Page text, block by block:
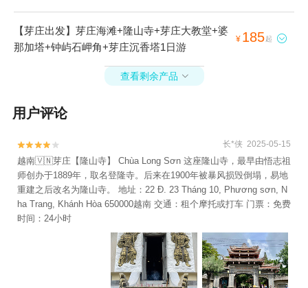
【芽庄出发】芽庄海滩+隆山寺+芽庄大教堂+婆
那加塔+钟屿石岬角+芽庄沉香塔1日游
¥ 185起 
查看剩余产品 
用户评论

 长*侠 2025-05-15
越南🇻🇳芽庄【隆山寺】 Chùa Long Sơn 这座隆山寺，最早由悟志祖
师创办于1889年，取名登隆寺。后来在1900年被暴风损毁倒塌，易地
重建之后改名为隆山寺。 地址：22 Đ. 23 Tháng 10, Phương sơn, N
ha Trang, Khánh Hòa 650000越南 交通：租个摩托或打车 门票：免费
时间：24小时